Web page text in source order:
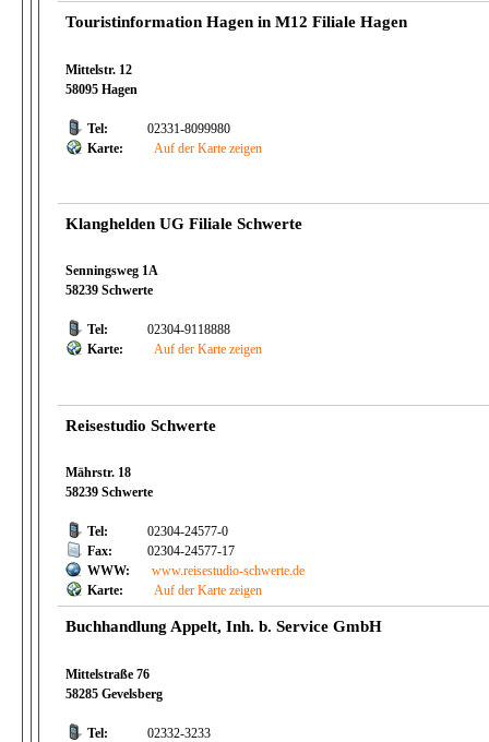
Touristinformation Hagen in M12 Filiale Hagen
Mittelstr. 12
58095 Hagen
Tel:
02331-8099980
Karte:
Auf der Karte zeigen
Klanghelden UG Filiale Schwerte
Senningsweg 1A
58239 Schwerte
Tel:
02304-9118888
Karte:
Auf der Karte zeigen
Reisestudio Schwerte
Mährstr. 18
58239 Schwerte
Tel:
02304-24577-0
Fax:
02304-24577-17
WWW:
www.reisestudio-schwerte.de
Karte:
Auf der Karte zeigen
Buchhandlung Appelt, Inh. b. Service GmbH
Mittelstraße 76
58285 Gevelsberg
Tel:
02332-3233